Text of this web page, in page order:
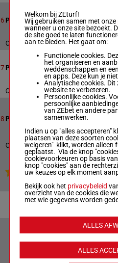
6 Princesa Poderosa
Officiële uitslag : 6 - 9 - 3 - 1 - 2 - 5 - 4
7Peponia
Officiële uitslag : 7 - 6 - 4 - 8 - 9 - 1 - 10
8 Pecaminoso
Officiële uitslag : 1 - 12 - 11 - 6 - 7 - 4 -
Jouw favoriete paarden
Welkom bij ZEturf!
Wij gebruiken samen met onze
wanneer u onze site bezoekt.
de site goed te laten
aan te bieden. Het gaat om:
Functionele cookies.
het organiseren en
weddenschappen en
en apps. Deze kun je
Analytische cookies. Dit
website te verbeteren.
Persoonlijke cookies.
persoonlijke
van ZEbet en andere
samenwerken.
Indien u op "alles accepteren"
plaatsen van deze soorten
weigeren" klikt, worden alleen
geplaatst. Via de knop
cookievoorkeuren op basis
knop "cookies" aan de
uw keuzes op elk moment
Bekijk ook het privacybeleid
overzicht van de cookies die
met wie gegevens worden
ALLES
ALLES